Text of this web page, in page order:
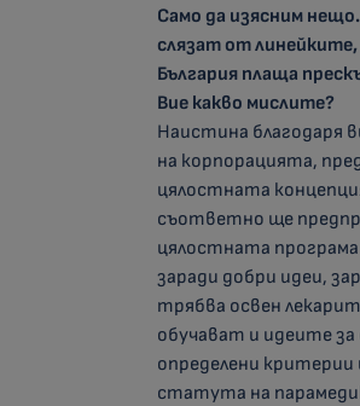
Само да изясним
слязат от
България плаща
Вие какво мислите?
Наистина благодаря
на корпорацията,
цялостната
съответно ще
цялостната програма
заради добри идеи,
трябва освен
обучават и идеите за
определени
статута на